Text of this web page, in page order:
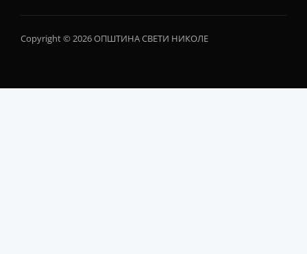
Copyright © 2026 ОПШТИНА СВЕТИ НИКОЛЕ